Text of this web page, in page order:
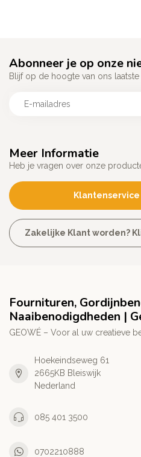
Meer Informatie
Heb je vragen over onze
Klantenservice
Zakelijke Klant worden?
Abonneer je op onze
Blijf op de hoogte van ons laatste
Fournituren,
Naaibenodigdheden |
GEOWÉ – Voor al uw creatieve
Hoekeindseweg 61
2665KB Bleiswijk
Nederland
085 401 3500
0702210888